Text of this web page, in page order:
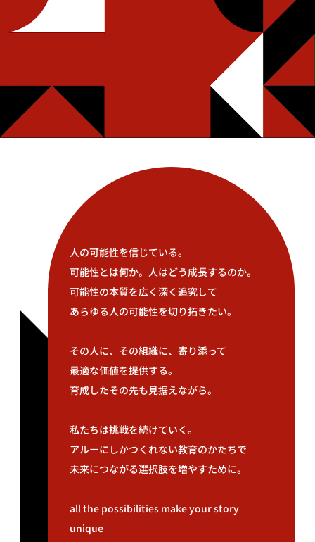
人の可能性を信じている。
可能性とは何か。人はどう成長するのか。
可能性の本質を広く深く追究して
あらゆる人の可能性を切り拓きたい。
その人に、その組織に、寄り添って
最適な価値を提供する。
育成したその先も見据えながら。
私たちは挑戦を続けていく。
アルーにしかつくれない教育のかたちで
未来につながる選択肢を増やすために。
all the possibilities make your story
unique